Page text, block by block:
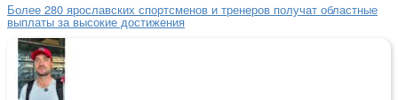
Более 280 ярославских спортсменов и тренеров получат областные
выплаты за высокие достижения